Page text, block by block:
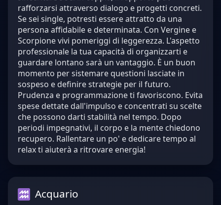
rafforzarsi attraverso dialogo e progetti concreti.
Se sei single, potresti essere attratto da una
persona affidabile e determinata. Con Vergine e
Scorpione vivi pomeriggi di leggerezza. L'aspetto
professionale la tua capacità di organizzarti e
guardare lontano sarà un vantaggio. È un buon
momento per sistemare questioni lasciate in
sospeso e definire strategie per il futuro.
Prudenza e programmazione ti favoriscono. Evita
spese dettate dall'impulso e concentrati su scelte
che possono darti stabilità nel tempo. Dopo
periodi impegnativi, il corpo e la mente chiedono
recupero. Rallentare un po' e dedicare tempo al
relax ti aiuterà a ritrovare energia!
Acquario